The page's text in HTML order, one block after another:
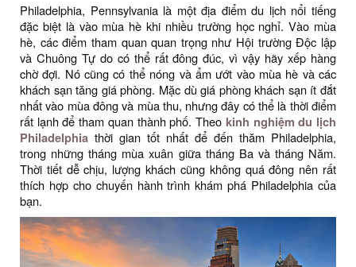
Philadelphia, Pennsylvania là một địa điểm du lịch nổi tiếng
đặc biệt là vào mùa hè khi nhiều trường học nghỉ. Vào mùa
hè, các điểm tham quan quan trọng như Hội trường Độc lập
và Chuông Tự do có thể rất đông đúc, vì vậy hãy xếp hàng
chờ đợi. Nó cũng có thể nóng và ẩm ướt vào mùa hè và các
khách sạn tăng giá phòng. Mặc dù giá phòng khách sạn ít đắt
nhất vào mùa đông và mùa thu, nhưng đây có thể là thời điểm
rất lạnh để tham quan thành phố. Theo kinh nghiệm du lịch
Philadelphia thời gian tốt nhất để đến thăm Philadelphia,
trong những tháng mùa xuân giữa tháng Ba và tháng Năm.
Thời tiết dễ chịu, lượng khách cũng không quá đông nên rất
thích hợp cho chuyến hành trình khám phá Philadelphia của
bạn.